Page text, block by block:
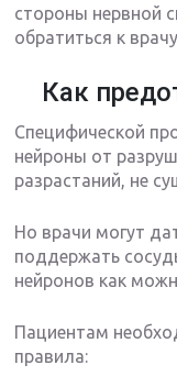
стороны нервной
обратиться к
Как
Специфической
нейроны от
разрастаний, не
Но врачи могут
поддержать
нейронов как
Пациентам
правила: